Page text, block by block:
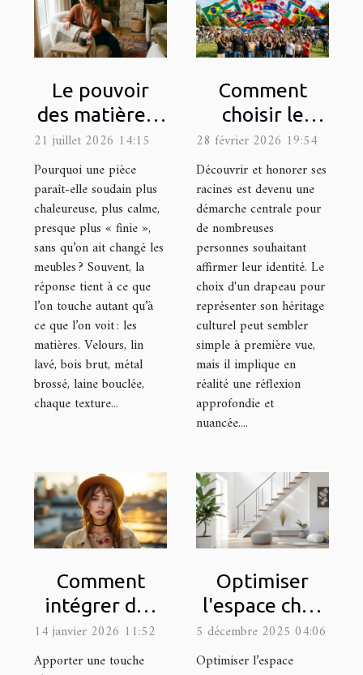
Le pouvoir
des matières :
comment les
textures
influencent
l’ambiance
21 juillet 2026 14:15
Pourquoi une pièce
paraît-elle soudain plus
chaleureuse, plus calme,
presque plus « finie »,
sans qu’on ait changé les
meubles ? Souvent, la
réponse tient à ce que
l’on touche autant qu’à
ce que l’on voit : les
matières. Velours, lin
lavé, bois brut, métal
brossé, laine bouclée,
chaque texture...
Comment
choisir le
drapeau
représentatif
de votre
héritage
culturel ?
28 février 2026 19:54
Découvrir et honorer ses
racines est devenu une
démarche centrale pour
de nombreuses
personnes souhaitant
affirmer leur identité. Le
choix d'un drapeau pour
représenter son héritage
culturel peut sembler
simple à première vue,
mais il implique en
réalité une réflexion
approfondie et
nuancée....
Comment
intégrer des
accessoires
vintage dans
14 janvier 2026 11:52
Apporter une touche
Optimiser
l'espace chez
soi : est-ce
possible avec
5 décembre 2025 04:06
Optimiser l’espace